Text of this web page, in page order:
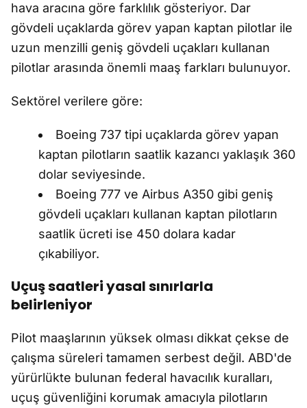
hava aracına göre farklılık gösteriyor. Dar
gövdeli uçaklarda görev yapan kaptan pilotlar ile
uzun menzilli geniş gövdeli uçakları kullanan
pilotlar arasında önemli maaş farkları bulunuyor.
Sektörel verilere göre:
Boeing 737 tipi uçaklarda görev yapan
kaptan pilotların saatlik kazancı yaklaşık 360
dolar seviyesinde.
Boeing 777 ve Airbus A350 gibi geniş
gövdeli uçakları kullanan kaptan pilotların
saatlik ücreti ise 450 dolara kadar
çıkabiliyor.
Uçuş saatleri yasal sınırlarla
belirleniyor
Pilot maaşlarının yüksek olması dikkat çekse de
çalışma süreleri tamamen serbest değil. ABD'de
yürürlükte bulunan federal havacılık kuralları,
uçuş güvenliğini korumak amacıyla pilotların